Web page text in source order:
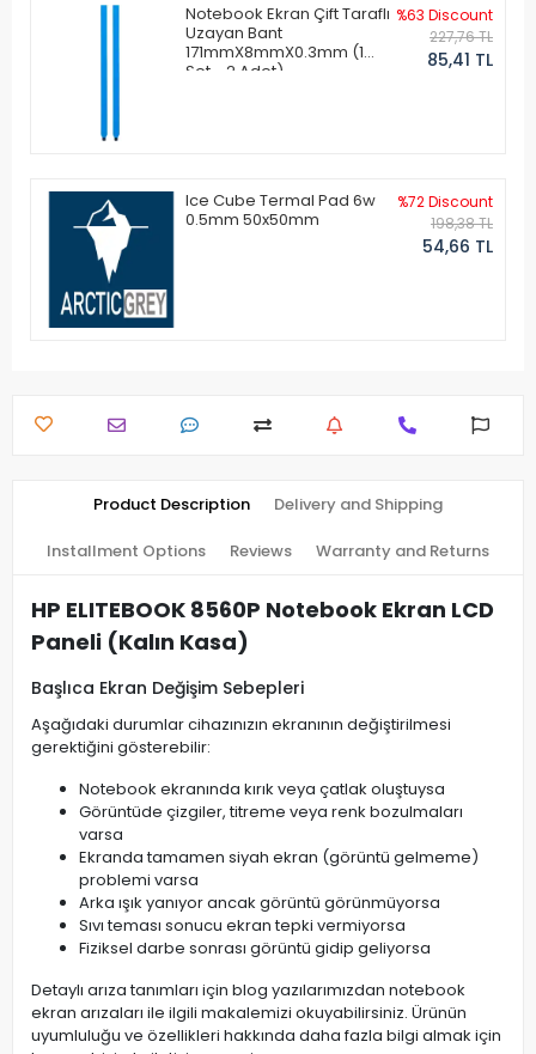
Notebook Ekran Çift Taraflı
Uzayan Bant
171mmX8mmX0.3mm (1
Set - 2 Adet)
%63 Discount
227,76 TL
85,41 TL
Ice Cube Termal Pad 6w
0.5mm 50x50mm
%72 Discount
198,38 TL
54,66 TL
Product Description Delivery and Shipping
Installment Options Reviews Warranty and Returns
HP ELITEBOOK 8560P Notebook Ekran LCD
Paneli (Kalın Kasa)
Başlıca Ekran Değişim Sebepleri
Aşağıdaki durumlar cihazınızın ekranının değiştirilmesi
gerektiğini gösterebilir:
Notebook ekranında kırık veya çatlak oluştuysa
Görüntüde çizgiler, titreme veya renk bozulmaları
varsa
Ekranda tamamen siyah ekran (görüntü gelmeme)
problemi varsa
Arka ışık yanıyor ancak görüntü görünmüyorsa
Sıvı teması sonucu ekran tepki vermiyorsa
Fiziksel darbe sonrası görüntü gidip geliyorsa
Detaylı arıza tanımları için blog yazılarımızdan notebook
ekran arızaları ile ilgili makalemizi okuyabilirsiniz. Ürünün
uyumluluğu ve özellikleri hakkında daha fazla bilgi almak için